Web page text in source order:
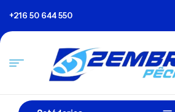
+216 50 644 550